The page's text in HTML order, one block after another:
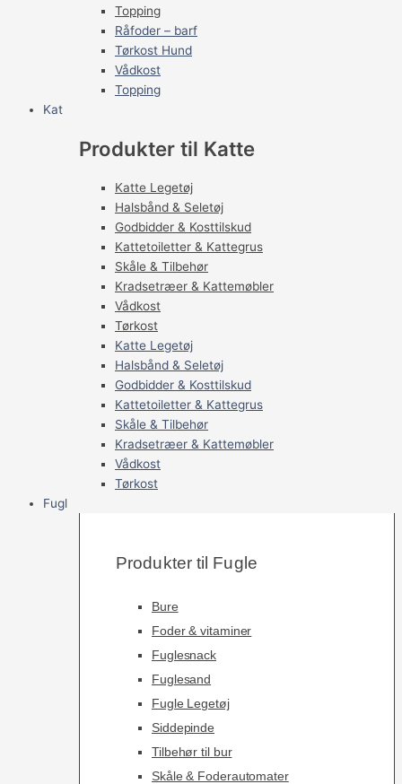
Topping
Råfoder – barf
Tørkost Hund
Vådkost
Topping
Kat
Produkter til Katte
Katte Legetøj
Halsbånd & Seletøj
Godbidder & Kosttilskud
Kattetoiletter & Kattegrus
Skåle & Tilbehør
Kradsetræer & Kattemøbler
Vådkost
Tørkost
Katte Legetøj
Halsbånd & Seletøj
Godbidder & Kosttilskud
Kattetoiletter & Kattegrus
Skåle & Tilbehør
Kradsetræer & Kattemøbler
Vådkost
Tørkost
Fugl
Produkter til Fugle
Bure
Foder & vitaminer
Fuglesnack
Fuglesand
Fugle Legetøj
Siddepinde
Tilbehør til bur
Skåle & Foderautomater